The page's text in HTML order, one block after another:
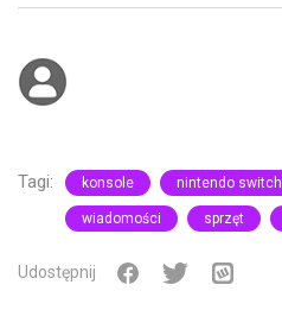
Tagi: konsole nintendo switch
wiadomości sprzęt
Udostępnij